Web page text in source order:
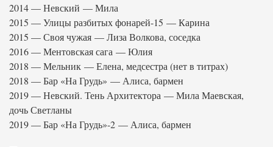
2014 — Невский — Мила
2015 — Улицы разбитых фонарей-15 — Карина
2015 — Своя чужая — Лиза Волкова, соседка
2016 — Ментовская сага — Юлия
2018 — Мельник — Елена, медсестра (нет в титрах)
2018 — Бар «На Грудь» — Алиса, бармен
2019 — Невский. Тень Архитектора — Мила Маевская,
дочь Светланы
2019 — Бар «На Грудь»-2 — Алиса, бармен